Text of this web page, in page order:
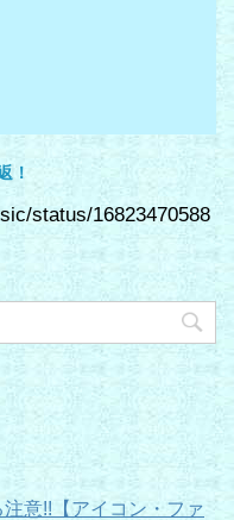
！
status/16823470588
意!!【アイコン・ファ